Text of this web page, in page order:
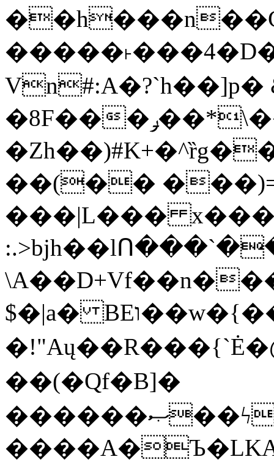
Vn#:A�?`h��]p�
�8F���ݛ��*\��U��S
��(��
���|L���
$�|a� BEו��w�{���;���q�X��d%�������W� hU�(�1�Ū}9�S�F<��i�L3�;�
��(�Qf�B]�
������ޞ��ϟak��r��_39$�8�p���7�2�yIZ�R��x��/